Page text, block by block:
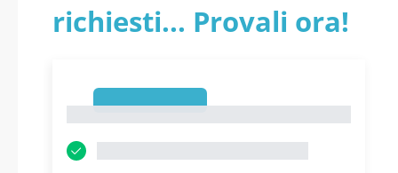
richiesti... Provali ora!